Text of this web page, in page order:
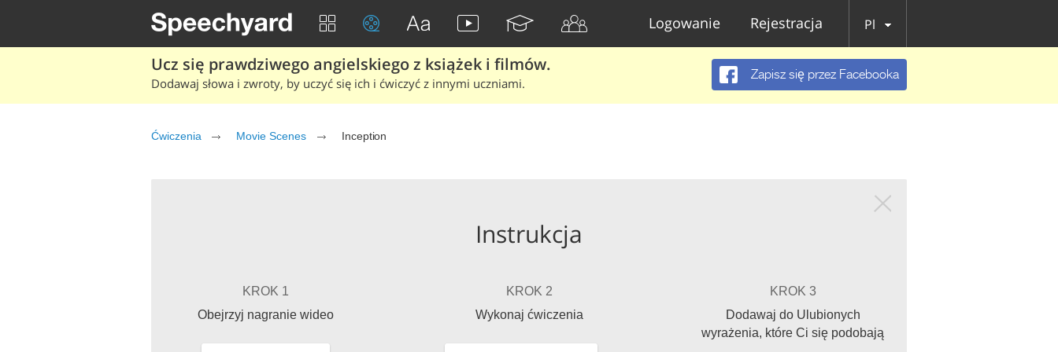
Logowanie Rejestracja Pl
Ucz się prawdziwego angielskiego z książek i filmów.
Dodawaj słowa i zwroty, by uczyć się ich i ćwiczyć z innymi uczniami.
Zapisz się przez Facebooka
Ćwiczenia Movie Scenes Inception
Instrukcja
KROK 1
Obejrzyj nagranie wideo
KROK 2
Wykonaj ćwiczenia
KROK 3
Dodawaj do Ulubionych
wyrażenia, które Ci się podobają